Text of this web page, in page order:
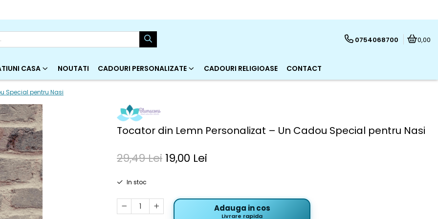
0754068700 0,00
CASA NOUTATI CADOURI PERSONALIZATE CADOURI RELIGIOASE CONTACT
Special pentru Nasi
Tocator din Lemn Personalizat – Un Cadou Special pentru Nasi
29,49 Lei 19,00 Lei
In stoc
Adauga in cos
Livrare rapida